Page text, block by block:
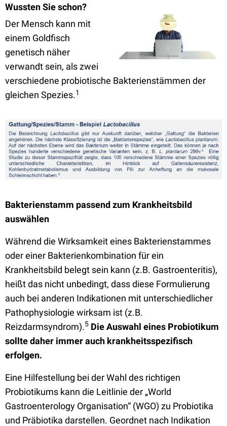
Wussten Sie schon?
Der Mensch kann mit
einem Goldfisch
genetisch näher
verwandt sein, als zwei
verschiedene probiotische Bakterienstämmen der
gleichen Spezies.1
Bakterienstamm passend zum Krankheitsbild
auswählen
Während die Wirksamkeit eines Bakterienstammes
oder einer Bakterienkombination für ein
Krankheitsbild belegt sein kann (z.B. Gastroenteritis),
heißt das nicht unbedingt, dass diese Formulierung
auch bei anderen Indikationen mit unterschiedlicher
Pathophysiologie wirksam ist (z.B.
Reizdarmsyndrom).5 Die Auswahl eines Probiotikum
sollte daher immer auch krankheitsspezifisch
erfolgen.
Eine Hilfestellung bei der Wahl des richtigen
Probiotikums kann die Leitlinie der „World
Gastroenterology Organisation“ (WGO) zu Probiotika
und Präbiotika darstellen. Geordnet nach Indikation